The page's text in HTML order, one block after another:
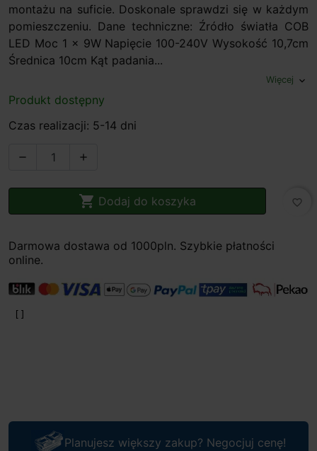
montażu na suficie. Doskonale sprawdzi się w każdym
pomieszczeniu. Dane techniczne: Źródło światła COB
LED Moc 1 x 9W Napięcie 100-240V Wysokość 10,7cm
Średnica 10cm Kąt padania...
Więcej expand_more
Produkt dostępny
Czas realizacji: 5-14 dni
 
 Dodaj do koszyka favorite_border
Darmowa dostawa od 1000pln. Szybkie płatności
online.
Planujesz większy zakup? Negocjuj cenę!